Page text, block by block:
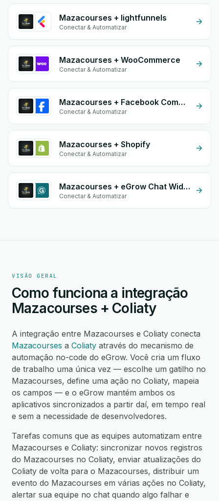
Mazacourses + lightfunnels
Conectar & Automatizar
Mazacourses + WooCommerce
Conectar & Automatizar
Mazacourses + Facebook Commerce
Conectar & Automatizar
Mazacourses + Shopify
Conectar & Automatizar
Mazacourses + eGrow Chat Widget
Conectar & Automatizar
VISÃO GERAL
Como funciona a integração
Mazacourses + Coliaty
A integração entre Mazacourses e Coliaty conecta
Mazacourses a Coliaty através do mecanismo de
automação no-code do eGrow. Você cria um fluxo
de trabalho uma única vez — escolhe um gatilho no
Mazacourses, define uma ação no Coliaty, mapeia
os campos — e o eGrow mantém ambos os
aplicativos sincronizados a partir daí, em tempo real
e sem a necessidade de desenvolvedores.
Tarefas comuns que as equipes automatizam entre
Mazacourses e Coliaty: sincronizar novos registros
do Mazacourses no Coliaty, enviar atualizações do
Coliaty de volta para o Mazacourses, distribuir um
evento do Mazacourses em várias ações no Coliaty,
alertar sua equipe no chat quando algo falhar e